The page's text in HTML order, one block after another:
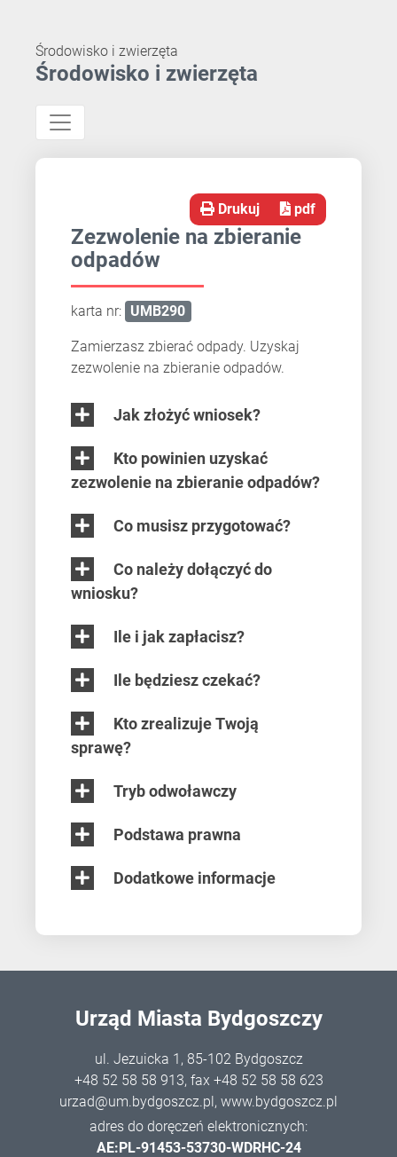
Środowisko i zwierzęta
Środowisko i zwierzęta
Drukuj pdf
Zezwolenie na zbieranie
odpadów
karta nr: UMB290
Zamierzasz zbierać odpady. Uzyskaj
zezwolenie na zbieranie odpadów.
Jak złożyć wniosek?
zezwolenie na zbieranie odpadów?
Co musisz przygotować?
wniosku?
Ile i jak zapłacisz?
Ile będziesz czekać?
sprawę?
Tryb odwoławczy
Podstawa prawna
Dodatkowe informacje
Urząd Miasta Bydgoszczy
ul. Jezuicka 1, 85-102 Bydgoszcz
+48 52 58 58 913, fax +48 52 58 58 623
urzad@um.bydgoszcz.pl, www.bydgoszcz.pl
adres do doręczeń elektronicznych:
AE:PL-91453-53730-WDRHC-24